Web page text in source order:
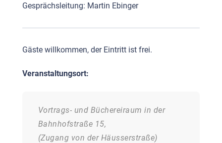
Gesprächsleitung: Martin Ebinger
Gäste willkommen, der Eintritt ist frei.
Veranstaltungsort:
Vortrags- und Büchereiraum in der
Bahnhofstraße 15,
(Zugang von der Häusserstraße)